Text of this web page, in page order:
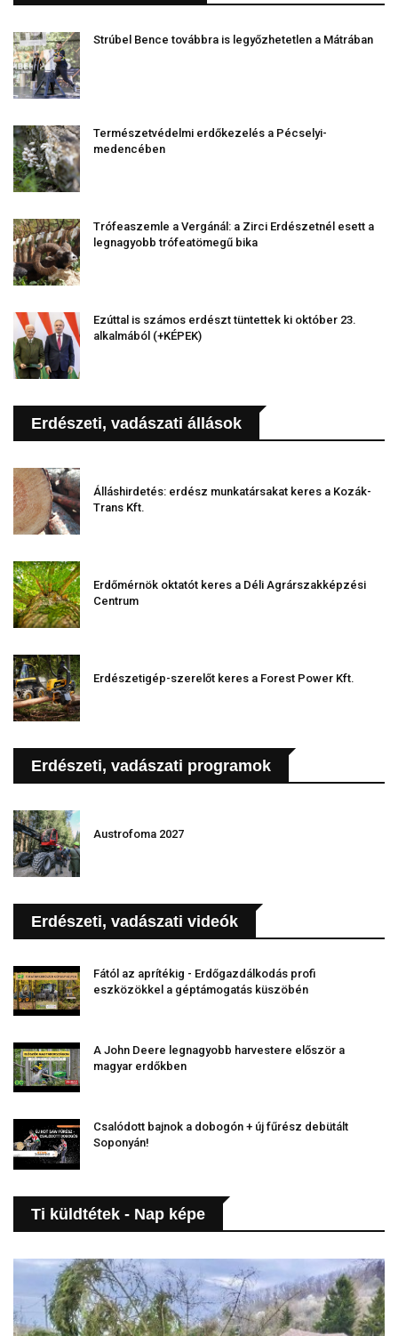
Strúbel Bence továbbra is legyőzhetetlen a Mátrában
Természetvédelmi erdőkezelés a Pécselyi-
medencében
Trófeaszemle a Vergánál: a Zirci Erdészetnél esett a
legnagyobb trófeatömegű bika
Ezúttal is számos erdészt tüntettek ki október 23.
alkalmából (+KÉPEK)
Erdészeti, vadászati állások
Álláshirdetés: erdész munkatársakat keres a Kozák-
Trans Kft.
Erdőmérnök oktatót keres a Déli Agrárszakképzési
Centrum
Erdészetigép-szerelőt keres a Forest Power Kft.
Erdészeti, vadászati programok
Austrofoma 2027
Erdészeti, vadászati videók
Fától az aprítékig - Erdőgazdálkodás profi
eszközökkel a géptámogatás küszöbén
A John Deere legnagyobb harvestere először a
magyar erdőkben
Csalódott bajnok a dobogón + új fűrész debütált
Soponyán!
Ti küldtétek - Nap képe